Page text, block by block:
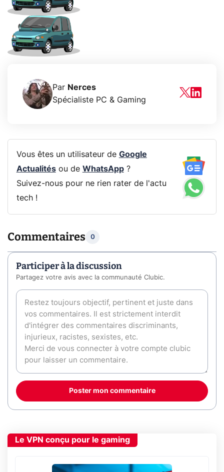
Par Nerces
Spécialiste PC & Gaming
Vous êtes un utilisateur de Google
Actualitésou de WhatsApp?
Suivez-nous pour ne rien rater de l'actu
tech !
Commentaires 0
Participer à la discussion
Partagez votre avis avec la communauté Clubic.
Poster mon commentaire
Le VPN conçu pour le gaming